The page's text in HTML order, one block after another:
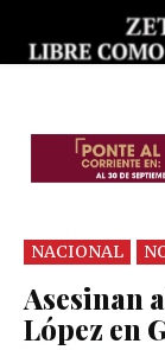
NACIONAL
Asesinan
López en